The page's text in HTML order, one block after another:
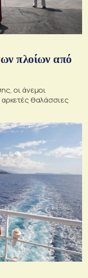
πλοίων από
οι άνεμοι
θαλάσσιες